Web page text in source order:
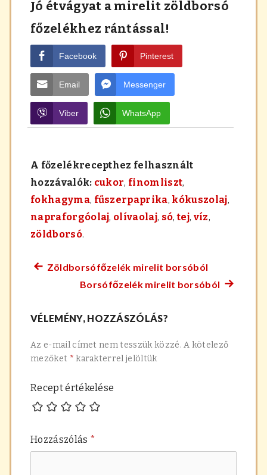
Jó étvágyat a mirelit zöldborsó
főzelékhez rántással!
Facebook Pinterest
Email Messenger
Viber WhatsApp
A főzelékrecepthez felhasznált
hozzávalók: cukor, finomliszt,
fokhagyma, fűszerpaprika, kókuszolaj,
napraforgóolaj, olívaolaj, só,tej, víz,
zöldborsó.
Bejegyzés
Előző
főzelék
Zöldborsófőzelék mirelit borsóból
Borsófőzelék mirelit borsóból
VÉLEMÉNY, HOZZÁSZÓLÁS?
Az e-mail címet nem tesszük közzé. A kötelező
mezőket * karakterrel jelöltük
Recept értékelése
Hozzászólás *